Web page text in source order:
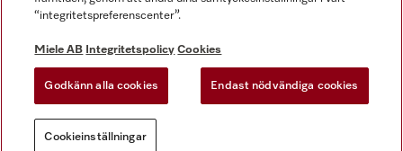
Miele tillgänglighetsförklaring
Lagen om digitala tjänster
“integritetspreferenscenter”.
Miele AB Integritetspolicy Cookies
Godkänn alla cookies Endast nödvändiga cookies
Cookieinställningar